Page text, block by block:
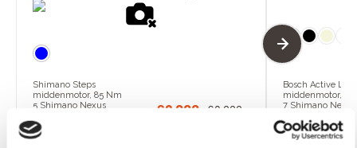
Shimano Steps
middenmotor, 85 Nm
5 Shimano Nexus
Actieradius van 60 tot 150
km
€3 999
€2 999,
Bosch Active Line
middenmotor, 40
7 Shimano Nexus
Actieradius van
km